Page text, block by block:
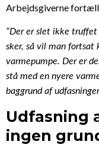
Arbejdsgiverne
”Der er slet ikke truffet
sker, så vil man fortsat
varmepumpe. Der er
stå med en nyere
baggrund af
Udfasning
ingen